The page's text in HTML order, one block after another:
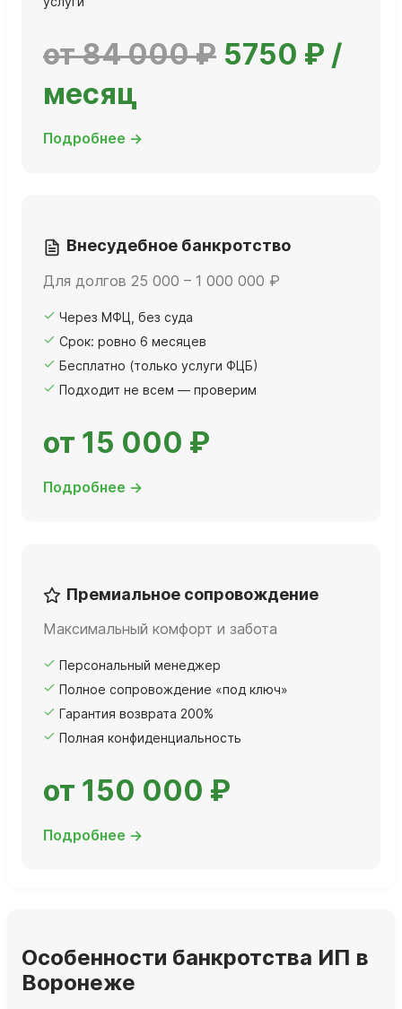
от 84 000 ₽ 5750 ₽ /
месяц
Подробнее →
Внесудебное банкротство
Для долгов 25 000 – 1 000 000 ₽
Через МФЦ, без суда
Срок: ровно 6 месяцев
Бесплатно (только услуги ФЦБ)
Подходит не всем — проверим
от 15 000 ₽
Подробнее →
Премиальное сопровождение
Максимальный комфорт и забота
Персональный менеджер
Полное сопровождение «под ключ»
Гарантия возврата 200%
Полная конфиденциальность
от 150 000 ₽
Подробнее →
Особенности банкротства ИП в
Воронеже